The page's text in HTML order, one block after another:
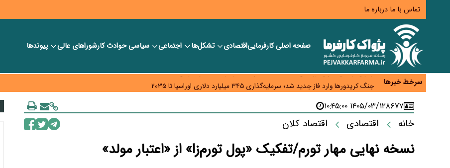
تماس با ما درباره ما
صفحه اصلیکارفرماییاقتصادی تشکل‌ها اجتماعی سیاسیحوادث کارشورا‎های عالی پیوندها
سرخط خبرها
همایش و مسابقه نذری ماه صفر برگزار شد
زائران اربعین نگران ارز باقی‌مانده نباشند؛ خرید دینار در بانک‌ها و صرافی‌ها
جنگ کریدورها وارد فاز جدید شد؛ سرمایه‌گذاری ۳۴۵ میلیارد دلاری اوراسیا تا ۲۰۳۵
تأمین سرمایه در گردش بدون خلق نقدینگی؛ نقش جدید سیاست‌های مالیاتی در حمایت از تولید
۸۶۷۷۱۴۰۵/۰۳/۱۲ ۱۰:۴۵:۰۰
خانه اقتصادی اقتصاد کلان
نسخه نهایی مهار تورم/تفکیک «پول تورم‌زا» از «اعتبار مولد»